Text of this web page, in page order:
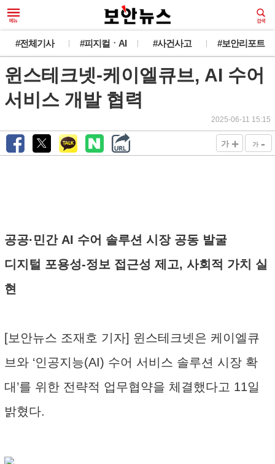
#전체기사 #피지컬ㆍAI #사건사고 #보안리포트
윈스테크넷-케이엘큐브, AI 수어
서비스 개발 협력
2025-06-11 15:15
가 + 가 -
공공·민간 AI 수어 솔루션 시장 공동 발굴
디지털 포용성-정보 접근성 제고, 사회적 가치 실
현
[보안뉴스 조재호 기자] 윈스테크넷은 케이엘큐
브와 ‘인공지능(AI) 수어 서비스 솔루션 시장 확
대’를 위한 전략적 업무협약을 체결했다고 11일
밝혔다.